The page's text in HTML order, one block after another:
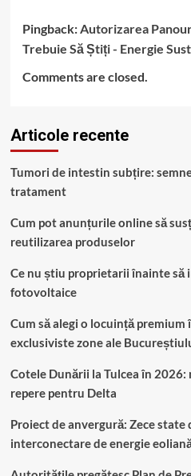
Pingback: Autorizarea
Trebuie Să Știți - Energie
Comments are closed.
Articole recente
Tumori de intestin subțire:
tratament
Cum pot anunțurile online să
reutilizarea produselor
Ce nu știu proprietarii înainte să
fotovoltaice
Cum să alegi o locuință
exclusiviste zone ale
Cotele Dunării la Tulcea în 2026:
repere pentru Delta
Proiect de anvergură: Zece
interconectare de energie